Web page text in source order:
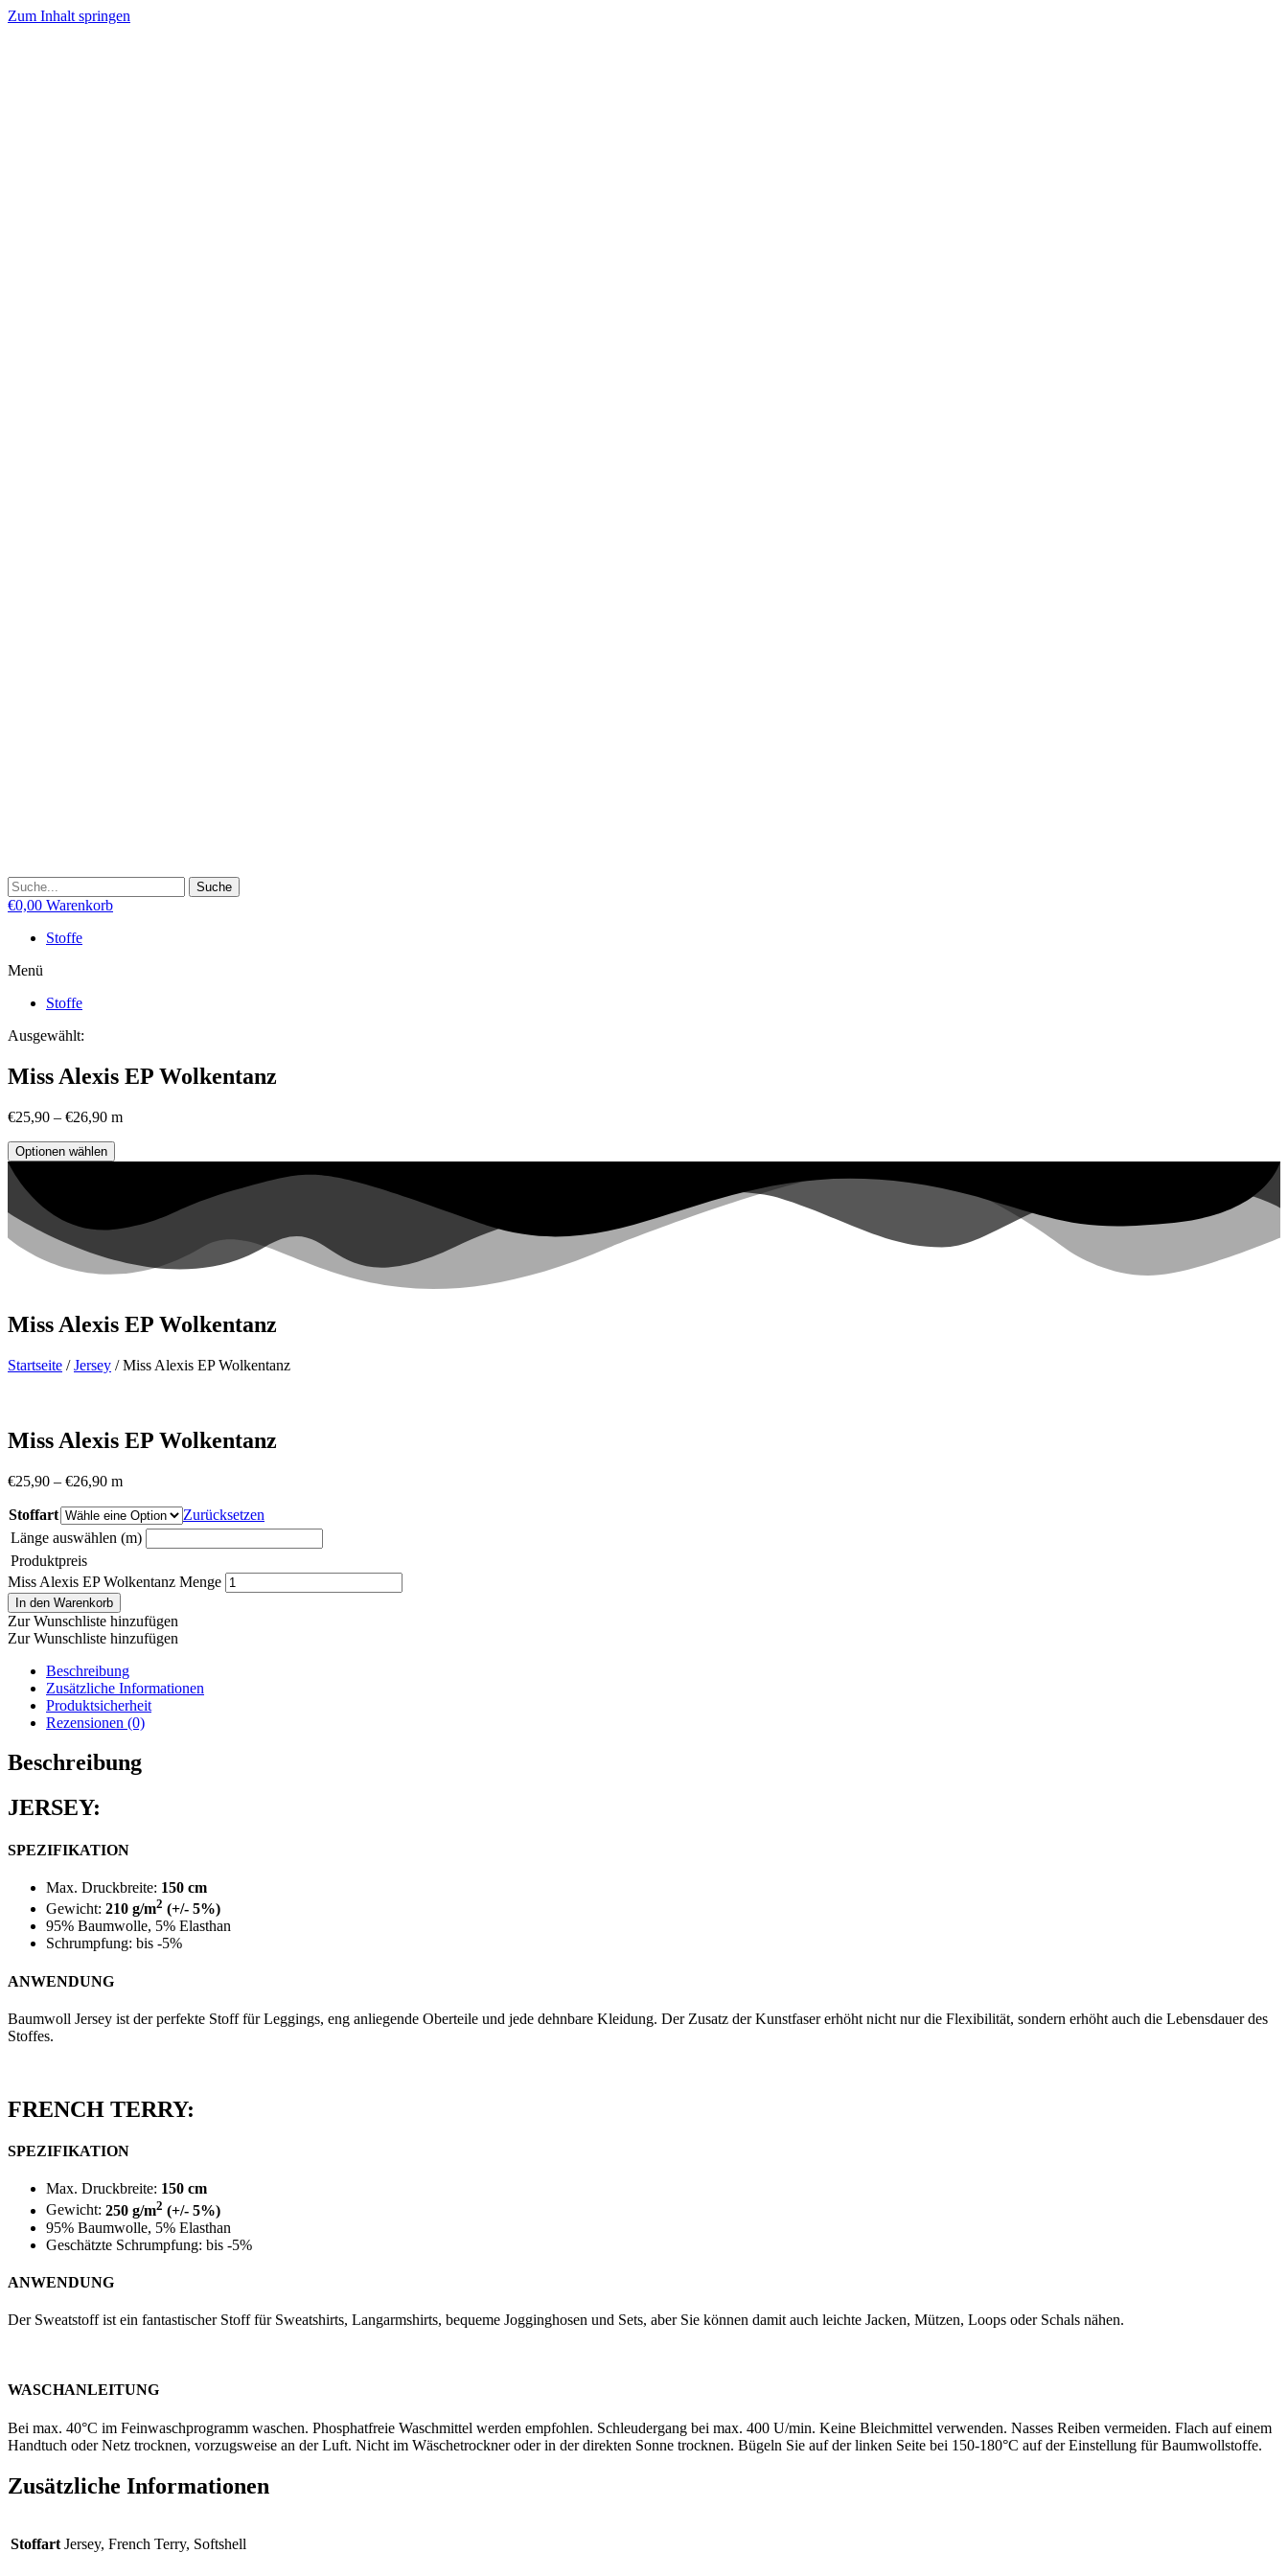
Zum Inhalt springen
Suche
€0,00 Warenkorb
Stoffe
Menü
Stoffe
Ausgewählt:
Miss Alexis EP Wolkentanz
€25,90 – €26,90 m
Optionen wählen
Miss Alexis EP Wolkentanz
Startseite /Jersey / Miss Alexis EP Wolkentanz
Miss Alexis EP Wolkentanz
€25,90 – €26,90 m
Stoffart
Zurücksetzen
Länge auswählen (m)
Produktpreis
Miss Alexis EP Wolkentanz Menge
In den Warenkorb
Zur Wunschliste hinzufügen
Zur Wunschliste hinzufügen
Beschreibung
Zusätzliche Informationen
Produktsicherheit
Rezensionen (0)
Beschreibung
JERSEY:
SPEZIFIKATION
Max. Druckbreite: 150 cm
Gewicht: 210 g/m2 (+/- 5%)
95% Baumwolle, 5% Elasthan
Schrumpfung: bis -5%
ANWENDUNG
Baumwoll Jersey ist der perfekte Stoff für Leggings, eng anliegende Oberteile und jede dehnbare Kleidung. Der Zusatz der Kunstfaser erhöht nicht nur die Flexibilität, sondern erhöht auch die Lebensdauer des
Stoffes.
FRENCH TERRY:
SPEZIFIKATION
Max. Druckbreite: 150 cm
Gewicht: 250 g/m2 (+/- 5%)
95% Baumwolle, 5% Elasthan
Geschätzte Schrumpfung: bis -5%
ANWENDUNG
Der Sweatstoff ist ein fantastischer Stoff für Sweatshirts, Langarmshirts, bequeme Jogginghosen und Sets, aber Sie können damit auch leichte Jacken, Mützen, Loops oder Schals nähen.
WASCHANLEITUNG
Bei max. 40°C im Feinwaschprogramm waschen. Phosphatfreie Waschmittel werden empfohlen. Schleudergang bei max. 400 U/min. Keine Bleichmittel verwenden. Nasses Reiben vermeiden. Flach auf einem
Handtuch oder Netz trocknen, vorzugsweise an der Luft. Nicht im Wäschetrockner oder in der direkten Sonne trocknen. Bügeln Sie auf der linken Seite bei 150-180°C auf der Einstellung für Baumwollstoffe.
Zusätzliche Informationen
Stoffart Jersey, French Terry, Softshell